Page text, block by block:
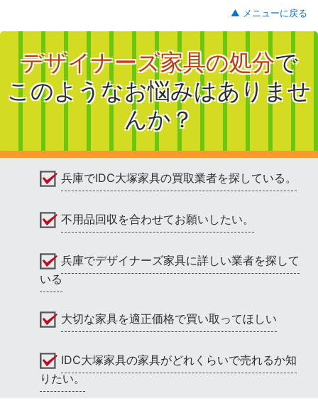
▲ メニューに戻る
デザイナーズ家具の処分で
このようなお悩みはありませ
んか？
兵庫でIDC大塚家具の買取業者を探している。
不用品回収を合わせてお願いしたい。
兵庫でデザイナーズ家具に詳しい業者を探して
いる
大切な家具を適正価格で買い取ってほしい
IDC大塚家具の家具がどれくらいで売れるか知
りたい。